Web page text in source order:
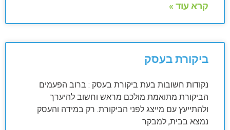
קרא עוד »
ביקורת בעסק
נקודות חשובות בעת ביקורת בעסק : ברוב הפעמים
הביקורת מתואמת מולכם מראש וחשוב להיערך
ולהתייעץ עם מייצג לפני הביקורת. רק במידה והעסק
נמצא בבית, למבקר